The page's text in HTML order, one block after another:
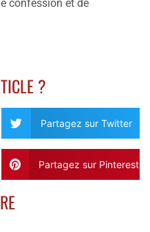
confession et de
?
Partagez sur Twitter
Partagez sur Pinterest